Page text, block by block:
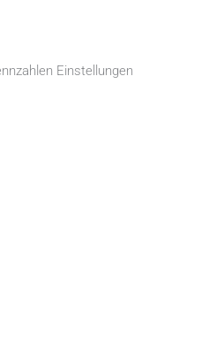
Einstellungen